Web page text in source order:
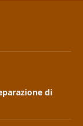
di